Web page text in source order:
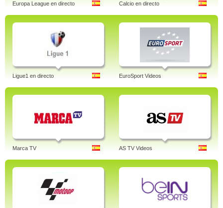
Europa League en directo Calcio en directo
Ligue1 en directo EuroSport Videos
Marca TV AS TV Videos